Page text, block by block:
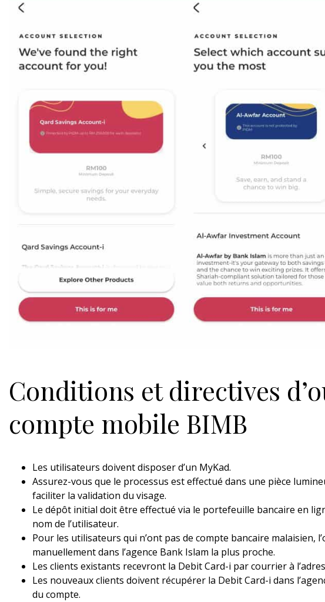
Conditions et directives
compte mobile BIMB
Les utilisateurs doivent disposer d’un MyKad.
Assurez-vous que le processus est effectué dans une pièce
faciliter la validation du visage.
Le dépôt initial doit être effectué via le portefeuille bancaire en
nom de l’utilisateur.
Pour les utilisateurs qui n’ont pas de compte bancaire malaisien,
manuellement dans l’agence Bank Islam la plus proche.
Les clients existants recevront la Debit Card-i par courrier à
Les nouveaux clients doivent récupérer la Debit Card-i dans
du compte.